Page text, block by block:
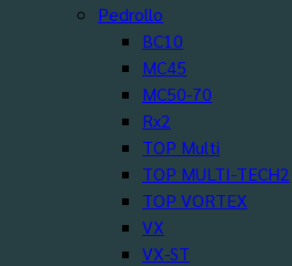
Pedrollo
BC10
MC45
MC50-70
Rx2
TOP Multi
TOP MULTI-TECH2
TOP VORTEX
VX
VX-ST